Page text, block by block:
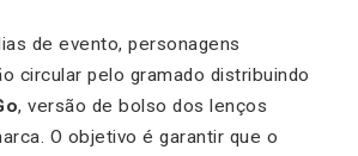
de evento, personagens
circular pelo gramado distribuindo
, versão de bolso dos lenços
O objetivo é garantir que o